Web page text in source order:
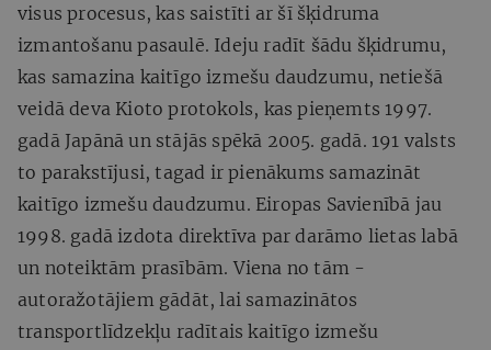
visus procesus, kas saistīti ar šī šķidruma
izmantošanu pasaulē. Ideju radīt šādu šķidrumu,
kas samazina kaitīgo izmešu daudzumu, netiešā
veidā deva Kioto protokols, kas pieņemts 1997.
gadā Japānā un stājās spēkā 2005. gadā. 191 valsts
to parakstījusi, tagad ir pienākums samazināt
kaitīgo izmešu daudzumu. Eiropas Savienībā jau
1998. gadā izdota direktīva par darāmo lietas labā
un noteiktām prasībām. Viena no tām -
autoražotājiem gādāt, lai samazinātos
transportlīdzekļu radītais kaitīgo izmešu